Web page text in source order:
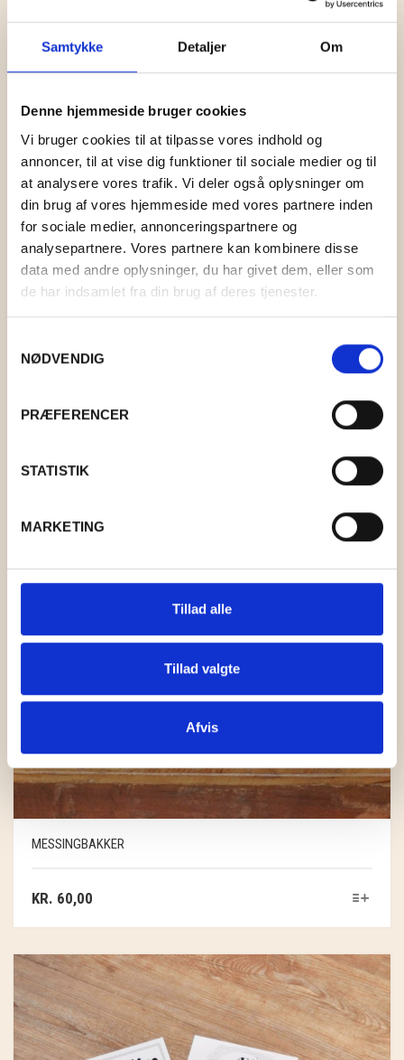
Samtykke Detaljer Om
Denne hjemmeside bruger cookies
Vi bruger cookies til at tilpasse vores indhold og
annoncer, til at vise dig funktioner til sociale medier og til
at analysere vores trafik. Vi deler også oplysninger om
din brug af vores hjemmeside med vores partnere inden
for sociale medier, annonceringspartnere og
analysepartnere. Vores partnere kan kombinere disse
data med andre oplysninger, du har givet dem, eller som
de har indsamlet fra din brug af deres tjenester.
NØDVENDIG
PRÆFERENCER
STATISTIK
MARKETING
Tillad alle
Tillad valgte
Afvis
MESSINGBAKKER
KR. 60,00